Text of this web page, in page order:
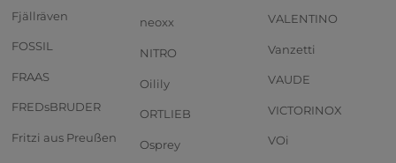
Fjällräven
FOSSIL
FRAAS
FREDsBRUDER
Fritzi aus Preußen
neoxx
NITRO
Oilily
ORTLIEB
Osprey
VALENTINO
Vanzetti
VAUDE
VICTORINOX
VOi